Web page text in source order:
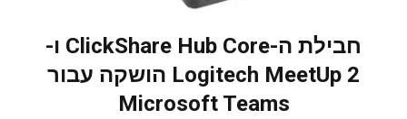
חבילת ה-ClickShare Hub Core ו-
Logitech MeetUp 2 הושקה עבור
Microsoft Teams